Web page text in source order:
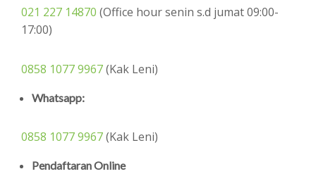
021 227 14870 (Office hour senin s.d jumat 09:00-
17:00)
0858 1077 9967(Kak Leni)
Whatsapp:
0858 1077 9967(Kak Leni)
Pendaftaran Online